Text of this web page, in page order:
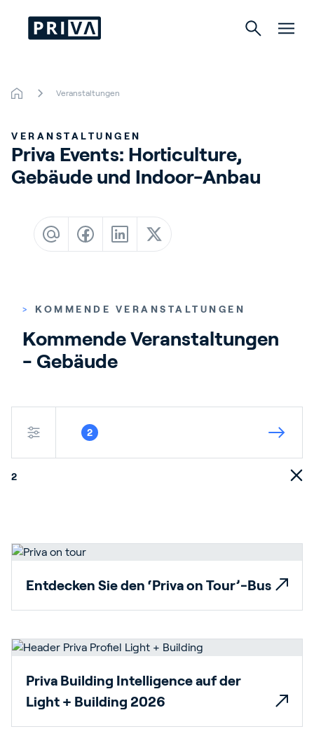
Gebäude
Indoor Growing
Über Priva
Veranstaltungen
VERANSTALTUNGEN
Priva Events: Horticulture,
Gebäude und Indoor-Anbau
> KOMMENDE VERANSTALTUNGEN
Kommende Veranstaltungen
- Gebäude
2
2
Entdecken Sie den ‘Priva on Tour’-Bus
Priva Building Intelligence auf der
Light + Building 2026